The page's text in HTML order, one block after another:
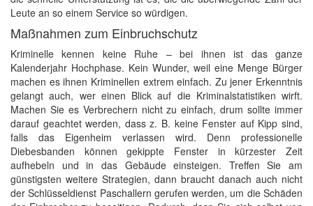
Leute an so einem Service so würdigen.
Maßnahmen zum Einbruchschutz
Kriminelle kennen keine Ruhe – bei ihnen ist das ganze
Kalenderjahr Hochphase. Kein Wunder, weil eine Menge Bürger
machen es ihnen Kriminellen extrem einfach. Zu jener Erkenntnis
gelangt auch, wer einen Blick auf die Kriminalstatistiken wirft.
Machen Sie es Verbrechern nicht zu einfach, drum sollte immer
darauf geachtet werden, dass z. B. keine Fenster auf Kipp sind,
falls das Eigenheim verlassen wird. Denn professionelle
Diebesbanden können gekippte Fenster in kürzester Zeit
aufhebeln und in das Gebäude einsteigen. Treffen Sie am
günstigsten weitere Strategien, dann braucht danach auch nicht
der Schlüsseldienst Paschallern gerufen werden, um die Schäden